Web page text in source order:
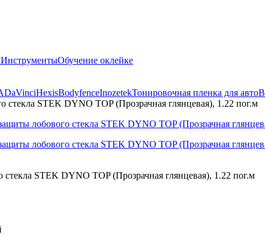
ИнструментыОбучение оклейке
DaVinciHexisBodyfenceInozetekТонировочная пленка для авто
стекла STEK DYNO TOP (Прозрачная глянцевая), 1.22 пог.м
STEK DYNO TOP (Прозрачная глянцевая), 1.22 пог.м